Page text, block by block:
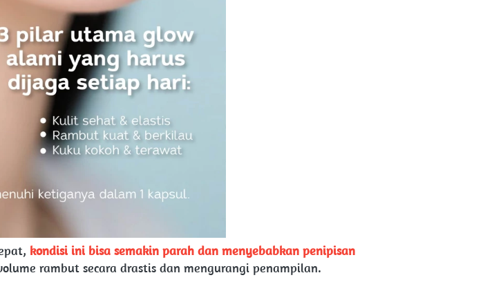
kondisi ini bisa semakin parah dan menyebabkan penipisan
rambut secara drastis dan mengurangi penampilan.